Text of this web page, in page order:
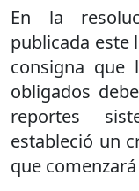
En la
publicada este
consigna que
obligados
reportes
estableció un
que